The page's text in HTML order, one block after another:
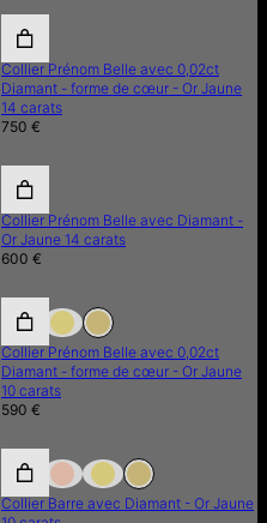
Collier Prénom Belle avec 0,02ct
Diamant - forme de cœur - Or Jaune
14 carats
750 €
Collier Prénom Belle avec Diamant -
Or Jaune 14 carats
600 €
Collier Prénom Belle avec 0,02ct
Diamant - forme de cœur - Or Jaune
10 carats
590 €
Collier Barre avec Diamant - Or Jaune